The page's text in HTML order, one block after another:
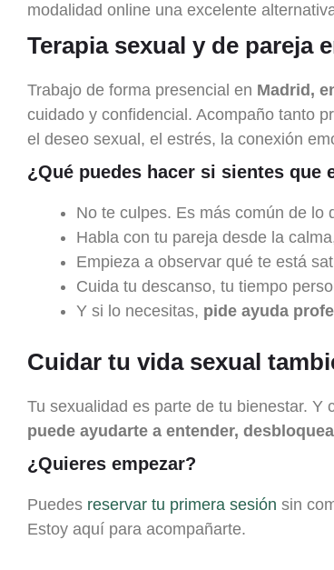
modalidad online una excelente
Terapia sexual y de pareja
Trabajo de forma presencial en Madrid,
cuidado y confidencial. Acompaño tanto
el deseo sexual, el estrés, la conexión
¿Qué puedes hacer si sientes que
No te culpes. Es más común de lo
Habla con tu pareja desde la
Empieza a observar qué te está
Cuida tu descanso, tu tiempo
Y si lo necesitas, pide ayuda
Cuidar tu vida sexual
Tu sexualidad es parte de tu bienestar.
puede ayudarte a entender,
¿Quieres empezar?
Puedes reservar tu primera sesión sin
Estoy aquí para acompañarte.